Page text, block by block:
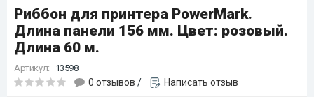
Риббон для принтера PowerMark.
Длина панели 156 мм. Цвет: розовый.
Длина 60 м.
Артикул: 13598
0 отзывов / Написать отзыв